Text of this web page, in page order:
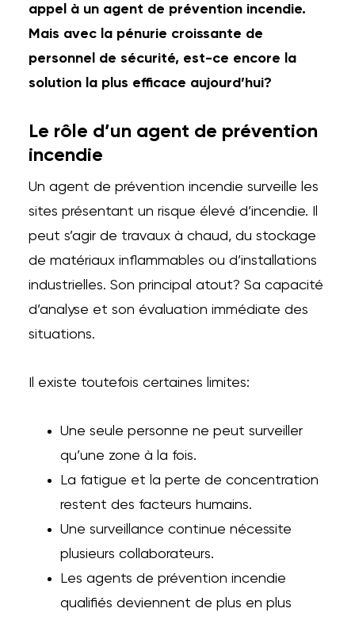
appel à un agent de prévention incendie.
Mais avec la pénurie croissante de
personnel de sécurité, est-ce encore la
solution la plus efficace aujourd’hui?
Le rôle d’un agent de prévention
incendie
Un agent de prévention incendie surveille les
sites présentant un risque élevé d’incendie. Il
peut s’agir de travaux à chaud, du stockage
de matériaux inflammables ou d’installations
industrielles. Son principal atout? Sa capacité
d’analyse et son évaluation immédiate des
situations.
Il existe toutefois certaines limites:
Une seule personne ne peut surveiller
qu’une zone à la fois.
La fatigue et la perte de concentration
restent des facteurs humains.
Une surveillance continue nécessite
plusieurs collaborateurs.
Les agents de prévention incendie
qualifiés deviennent de plus en plus